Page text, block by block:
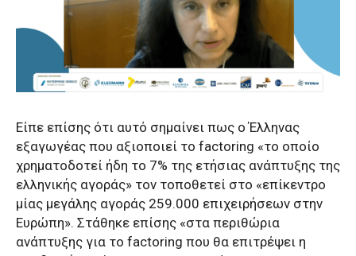
Είπε επίσης ότι αυτό σημαίνει πως ο Έλληνας
εξαγωγέας που αξιοποιεί το factoring «το οποίο
χρηματοδοτεί ήδη το 7% της ετήσιας ανάπτυξης της
ελληνικής αγοράς» τον τοποθετεί στο «επίκεντρο
μίας μεγάλης αγοράς 259.000 επιχειρήσεων στην
Ευρώπη». Στάθηκε επίσης «στα περιθώρια
ανάπτυξης για το factoring που θα επιτρέψει η